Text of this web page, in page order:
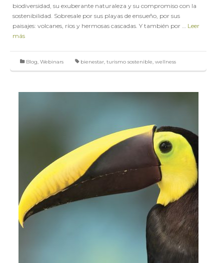
biodiversidad, su exuberante naturaleza y su compromiso con la
sostenibilidad. Sobresale por sus playas de ensueño, por sus
paisajes: volcanes, ríos y hermosas cascadas. Y también por … Leer
más
Blog Webinars bienestar turismo sostenible wellness